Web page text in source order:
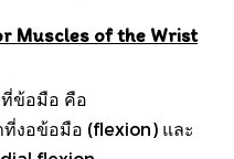
Muscles of the Wrist
ข้อมือ คือ
งอข้อมือ (flexion) และ